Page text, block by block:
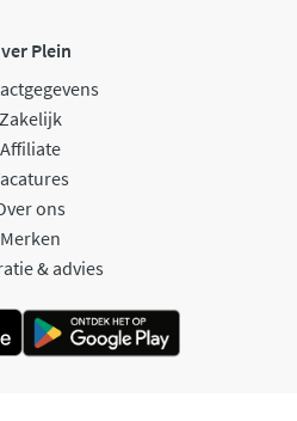
Plein
Zakelijk
Affiliate
ons
Merken
& advies